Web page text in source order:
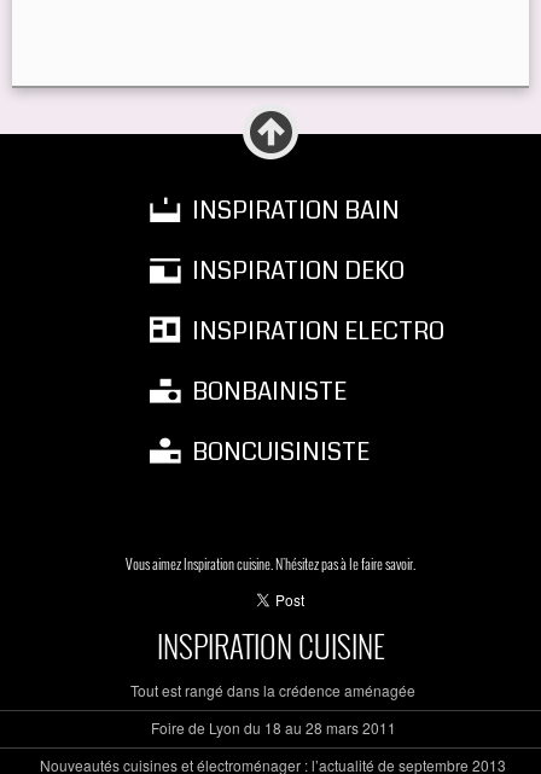
INSPIRATION BAIN
INSPIRATION DEKO
INSPIRATION ELECTRO
BONBAINISTE
BONCUISINISTE
Vous aimez Inspiration cuisine. N'hésitez pas à le faire savoir.
INSPIRATION CUISINE
Tout est rangé dans la crédence aménagée
Foire de Lyon du 18 au 28 mars 2011
Nouveautés cuisines et électroménager : l’actualité de septembre 2013